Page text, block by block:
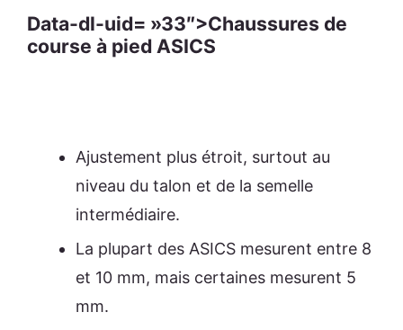
Data-dl-uid= »33″>Chaussures de
course à pied ASICS
Ajustement plus étroit, surtout au
niveau du talon et de la semelle
intermédiaire.
La plupart des ASICS mesurent entre 8
et 10 mm, mais certaines mesurent 5
mm.